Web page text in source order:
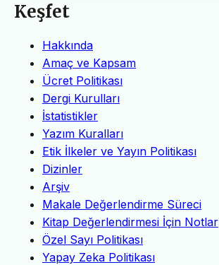
Keşfet
Hakkında
Amaç ve Kapsam
Ücret Politikası
Dergi Kurulları
İstatistikler
Yazım Kuralları
Etik İlkeler ve Yayın Politikası
Dizinler
Arşiv
Makale Değerlendirme Süreci
Kitap Değerlendirmesi İçin Notlar
Özel Sayı Politikası
Yapay Zeka Politikası